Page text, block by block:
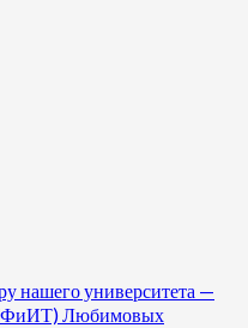
нашего университета —
Любимовых